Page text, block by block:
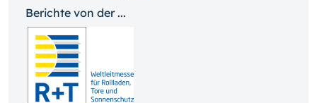
Berichte von der ...